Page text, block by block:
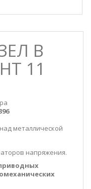
В
11
металлической
напряжения.